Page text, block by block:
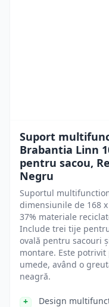
Suport
Brabantia Linn
pentru sacou,
Negru
Suportul
dimensiunile de 168
37% materiale
Include trei tije
ovală pentru sacouri
montare. Este
umede, având o
neagră.
Design